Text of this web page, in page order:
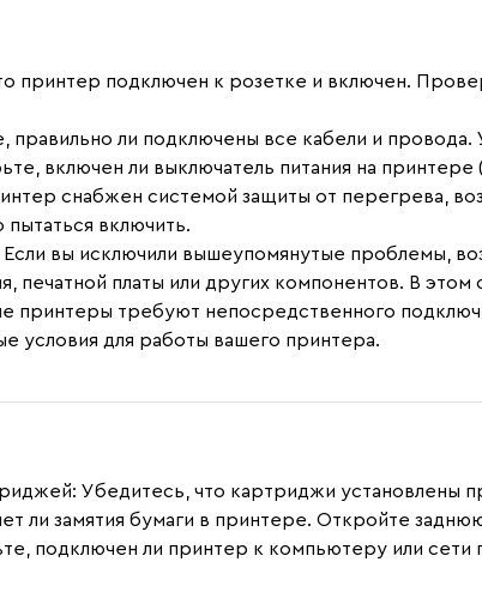
принтер подключен к розетке и включен.
правильно ли подключены все кабели и
включен ли выключатель питания на
снабжен системой защиты от перегрева,
включить.
Если вы исключили вышеупомянутые проблемы,
печатной платы или других компонентов. В
принтеры требуют непосредственного
условия для работы вашего принтера.
: Убедитесь, что картриджи установлены
ли замятия бумаги в принтере. Откройте
подключен ли принтер к компьютеру или сети